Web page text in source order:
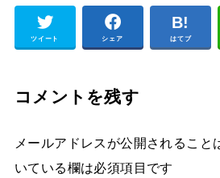
ツイート シェア はてブ
コメントを残す
メールアドレスが公開されること
いている欄は必須項目です